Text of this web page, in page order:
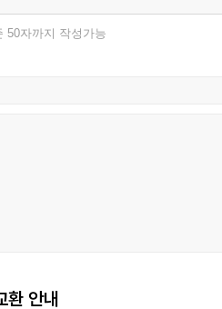
50자까지 작성가능
환 안내